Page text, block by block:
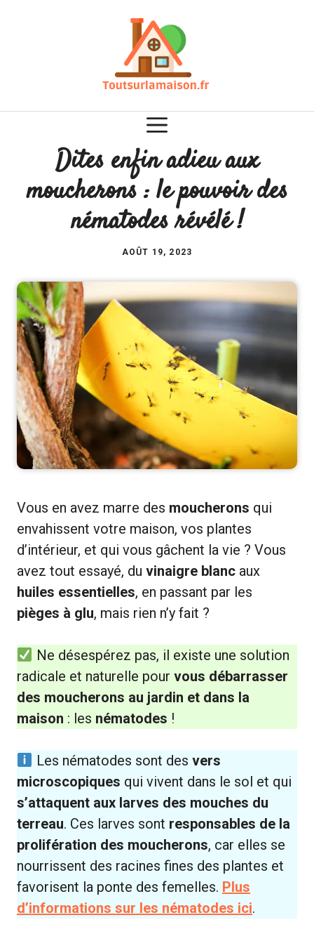
Dites enfin adieu aux
moucherons : le pouvoir des
nématodes révélé !
AOÛT 19, 2023
Vous en avez marre des moucherons qui
envahissent votre maison, vos plantes
d’intérieur, et qui vous gâchent la vie ? Vous
avez tout essayé, du vinaigre blanc aux
huiles essentielles, en passant par les
pièges à glu, mais rien n’y fait ?
Ne désespérez pas, il existe une solution
radicale et naturelle pour vous débarrasser
des moucherons au jardin et dans la
maison : les nématodes !
Les nématodes sont des vers
microscopiques qui vivent dans le sol et qui
s’attaquent aux larves des mouches du
terreau. Ces larves sont responsables de la
prolifération des moucherons, car elles se
nourrissent des racines fines des plantes et
favorisent la ponte des femelles. Plus
d’informations sur les nématodes ici.